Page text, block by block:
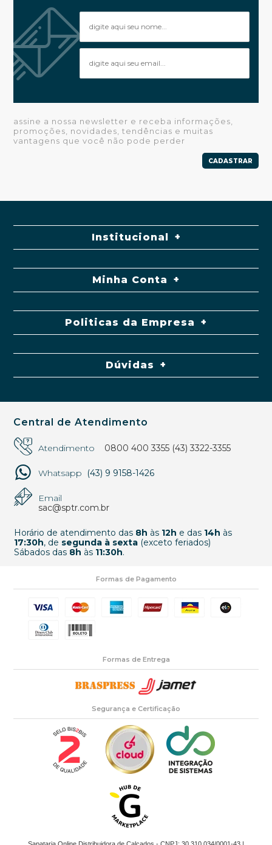
assine a nossa newsletter e receba informações,
promoções, novidades, tendências e muitas
vantagens que você não pode perder
CADASTRAR
Institucional
Minha Conta
Politicas da Empresa
Dúvidas
Central de Atendimento
Atendimento 0800 400 3355 (43) 3322-3355
Whatsapp (43) 9 9158-1426
Email
sac@sptr.com.br
Horário de atendimento das 8h às 12h e das 14h às
17:30h, de segunda à sexta(exceto feriados)
Sábados das 8h às 11:30h.
Formas de Pagamento
Formas de Entrega
Segurança e Certificação